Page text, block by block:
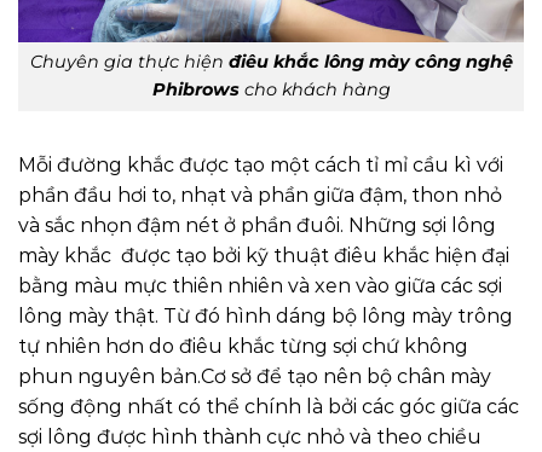
Chuyên gia thực hiện điêu khắc lông mày công nghệ
Phibrowscho khách hàng
Mỗi đường khắc được tạo một cách tỉ mỉ cầu kì với
phần đầu hơi to, nhạt và phần giữa đậm, thon nhỏ
và sắc nhọn đậm nét ở phần đuôi. Những sợi lông
mày khắc được tạo bởi kỹ thuật điêu khắc hiện đại
bằng màu mực thiên nhiên và xen vào giữa các sợi
lông mày thật. Từ đó hình dáng bộ lông mày trông
tự nhiên hơn do điêu khắc từng sợi chứ không
phun nguyên bản.Cơ sở để tạo nên bộ chân mày
sống động nhất có thể chính là bởi các góc giữa các
sợi lông được hình thành cực nhỏ và theo chiều